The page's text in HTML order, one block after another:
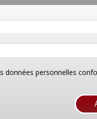
données personnelles